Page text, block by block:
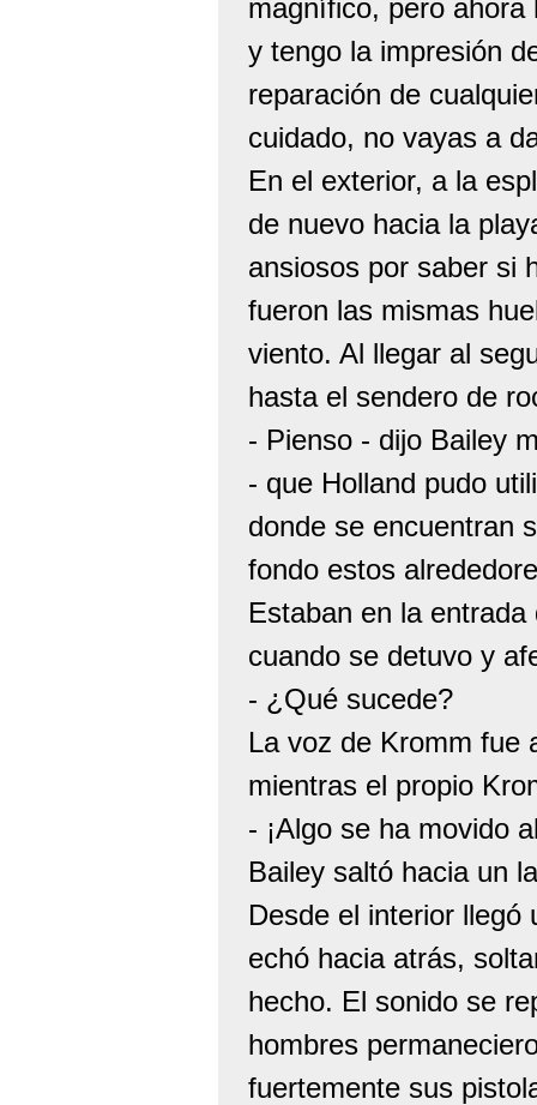
magnífico, pero ahora
y tengo la impresión
reparación de
cuidado, no vayas a
En el exterior, a la
de nuevo hacia la
ansiosos por saber si
fueron las mismas
viento. Al llegar al
hasta el sendero de
- Pienso - dijo Bailey
- que Holland pudo
donde se encuentran
fondo estos
Estaban en la
cuando se detuvo y
- ¿Qué sucede?
La voz de Kromm fue
mientras el propio
- ¡Algo se ha movido
Bailey saltó hacia un
Desde el interior llegó
echó hacia atrás,
hecho. El sonido se
hombres
fuertemente sus